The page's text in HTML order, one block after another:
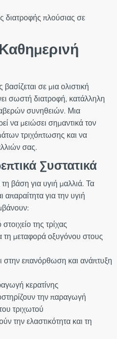
διατροφής πλούσιας σε
σε μια ολιστική
σωστή διατροφή, κατάλληλη
συνηθειών. Μια
να μειώσει σημαντικά τον
τριχόπτωσης και να
σας.
Συστατικά
βάση για υγιή μαλλιά. Τα
απαραίτητα για την υγιή
της τρίχας
τη μεταφορά οξυγόνου στους
επανόρθωση και ανάπτυξη
κερατίνης
την παραγωγή
τριχωτού
την ελαστικότητα και τη